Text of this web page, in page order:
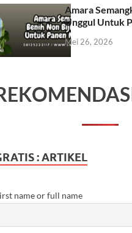
Amara
Unggul Untuk
Mei 26, 2026
: ARTIKEL
name or full name